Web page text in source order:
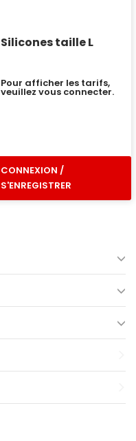
Silicones taille L
Pour afficher les tarifs,
veuillez vous connecter.
CONNEXION /
S'ENREGISTRER